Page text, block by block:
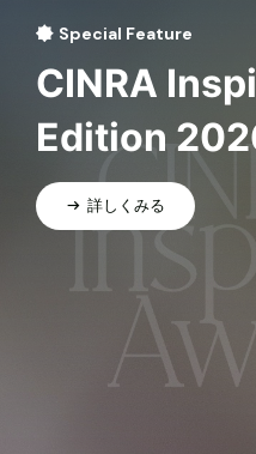
Special Feature
CINRA
Edition
詳しくみる